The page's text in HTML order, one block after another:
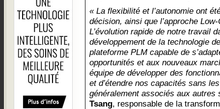
« La flexibilité et l’autonomie ont
décision, ainsi que l’approche
L’évolution rapide de notre travail
développement de la technologie
plateforme PLM capable de
opportunités et aux nouveaux
équipe de développer des
et d’étendre nos capacités sans
généralement associés aux autres
Tsang, responsable de la